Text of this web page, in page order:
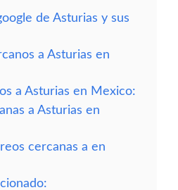
de Asturias y sus
a Asturias en
a Asturias en Mexico:
a Asturias en
cercanas a en